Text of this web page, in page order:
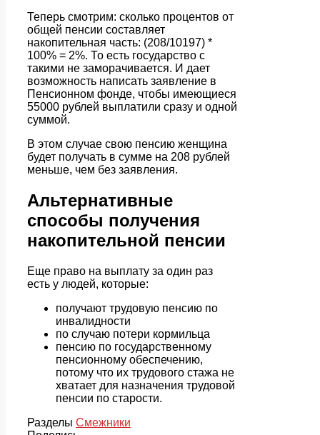
Теперь смотрим: сколько процентов от
общей пенсии составляет
накопительная часть: (208/10197) *
100% = 2%. То есть государство с
такими не заморачивается. И дает
возможность написать заявление в
Пенсионном фонде, чтобы имеющиеся
55000 рублей выплатили сразу и одной
суммой.
В этом случае свою пенсию женщина
будет получать в сумме на 208 рублей
меньше, чем без заявления.
Альтернативные
способы получения
накопительной пенсии
Еще право на выплату за один раз
есть у людей, которые:
получают трудовую пенсию по
инвалидности
по случаю потери кормильца
пенсию по государственному
пенсионному обеспечению,
потому что их трудового стажа не
хватает для назначения трудовой
пенсии по старости.
Разделы Смежники